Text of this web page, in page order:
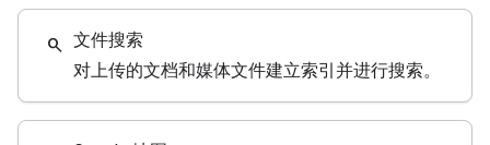
search 文件搜索
对上传的文档和媒体文件建立索引并进行搜索。